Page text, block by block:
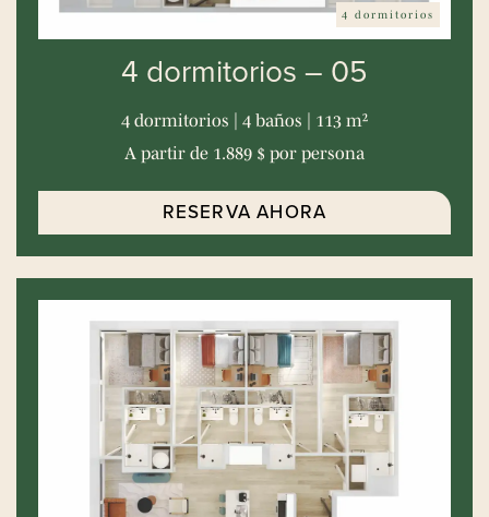
4 dormitorios
4 dormitorios – 05
4 dormitorios | 4 baños | 113 m²
A partir de 1.889 $ por persona
RESERVA AHORA